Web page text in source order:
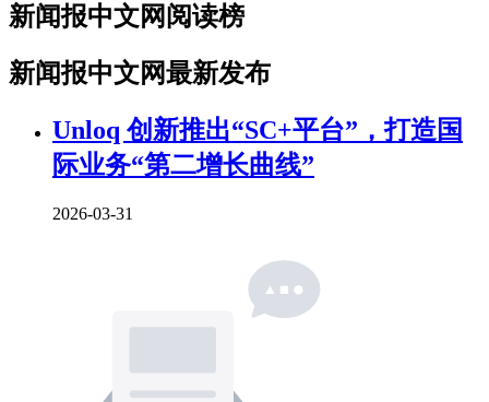
新闻报中文网阅读榜
新闻报中文网最新发布
Unloq 创新推出“SC+平台”，打造国
际业务“第二增长曲线”
2026-03-31